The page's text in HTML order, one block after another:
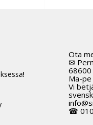
Ota
✉
68600
Ma-
Vi
☎ 010